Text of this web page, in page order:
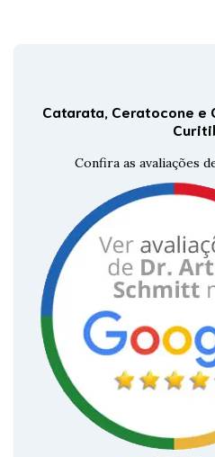
Catarata, Ceratocone e
Confira as avaliações